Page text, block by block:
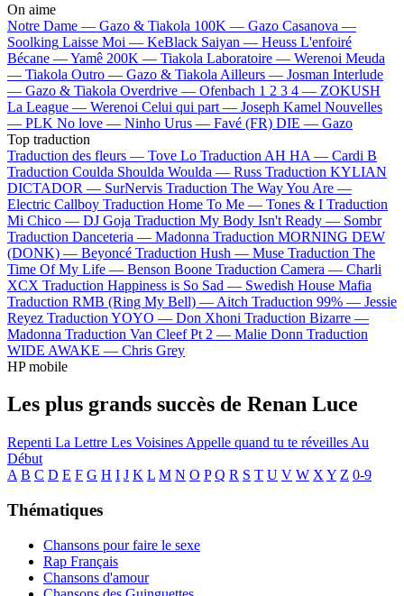
On aime
Notre Dame — Gazo & Tiakola 100K — Gazo Casanova —
Soolking Laisse Moi — KeBlack Saiyan — Heuss L'enfoiré
Bécane —Yamê 200K — Tiakola Laboratoire — Werenoi Meuda
— Tiakola Outro — Gazo & Tiakola Ailleurs — Josman Interlude
— Gazo & Tiakola Overdrive — Ofenbach 1 2 3 4 — ZOKUSH
La League — Werenoi Celui qui part — Joseph Kamel Nouvelles
— PLK No love — Ninho Urus — Favé (FR) DIE — Gazo
Top traduction
Traduction des fleurs — Tove Lo Traduction AH HA — Cardi B
Traduction Coulda Shoulda Woulda — Russ Traduction KYLIAN
DICTADOR — SurNervis Traduction The Way You Are —
Electric Callboy Traduction Home To Me — Tones & I Traduction
Mi Chico — DJ Goja Traduction My Body Isn't Ready — Sombr
Traduction Danceteria — Madonna Traduction MORNING DEW
(DONK) — Beyoncé Traduction Hush — Muse Traduction The
Time Of My Life — Benson Boone Traduction Camera — Charli
XCX Traduction Happiness is So Sad — Swedish House Mafia
Traduction RMB (Ring My Bell) — Aitch Traduction 99% — Jessie
Reyez Traduction YOYO — Don Xhoni Traduction Bizarre —
Madonna Traduction Van Cleef Pt 2 — Malie Donn Traduction
WIDE AWAKE — Chris Grey
HP mobile
Les plus grands succès de Renan Luce
Repenti La Lettre Les Voisines Appelle quand tu te réveilles Au
Début
A B C D E F G H I J K L M N O P Q R S T U V W X Y Z 0-9
Thématiques
Chansons pour faire le sexe
Rap Français
Chansons d'amour